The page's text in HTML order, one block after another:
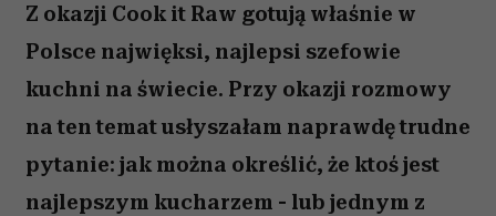
Z okazji Cook it Raw gotują właśnie w
Polsce najwięksi, najlepsi szefowie
kuchni na świecie. Przy okazji rozmowy
na ten temat usłyszałam naprawdę trudne
pytanie: jak można określić, że ktoś jest
najlepszym kucharzem - lub jednym z